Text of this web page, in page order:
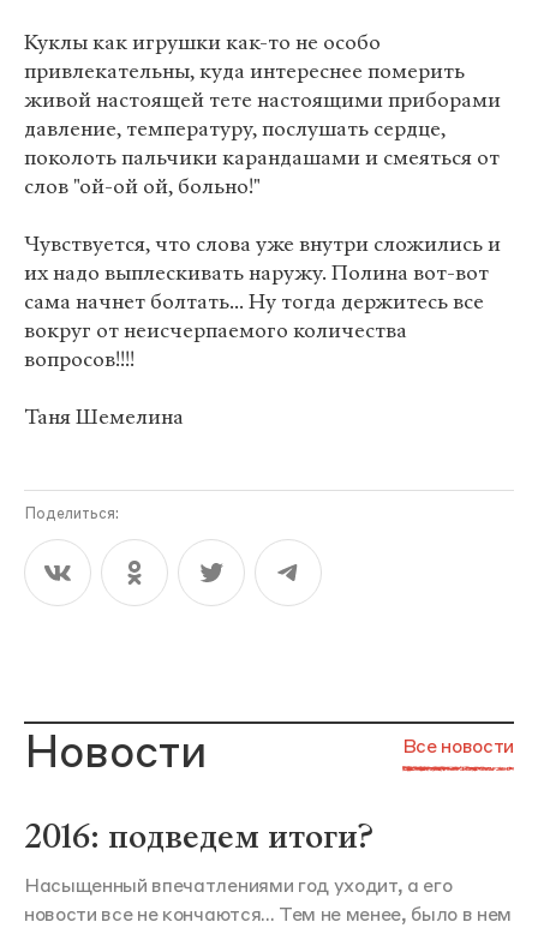
Куклы как игрушки как-то не особо
привлекательны, куда интереснее померить
живой настоящей тете настоящими приборами
давление, температуру, послушать сердце,
поколоть пальчики карандашами и смеяться от
слов "ой-ой ой, больно!"
Чувствуется, что слова уже внутри сложились и
их надо выплескивать наружу. Полина вот-вот
сама начнет болтать... Ну тогда держитесь все
вокруг от неисчерпаемого количества
вопросов!!!!
Таня Шемелина
Поделиться:
Новости Все новости
2016: подведем итоги?
Насыщенный впечатлениями год уходит, а его
новости все не кончаются... Тем не менее, было в нем